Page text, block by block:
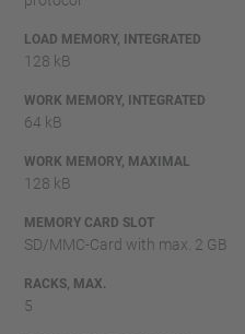
LOAD MEMORY, INTEGRATED
128 kB
WORK MEMORY, INTEGRATED
64 kB
WORK MEMORY, MAXIMAL
128 kB
MEMORY CARD SLOT
SD/MMC-Card with max. 2 GB
RACKS, MAX.
5